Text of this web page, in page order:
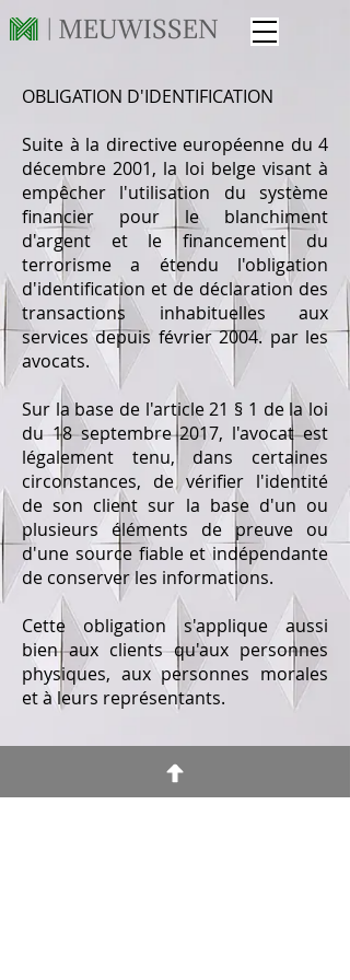
OBLIGATION D'IDENTIFICATION
Suite à la directive européenne du 4
décembre 2001, la loi belge visant à
empêcher l'utilisation du système
financier pour le blanchiment
d'argent et le financement du
terrorisme a étendu l'obligation
d'identification et de déclaration des
transactions inhabituelles aux
services depuis février 2004. par les
avocats.
Sur la base de l'article 21 § 1 de la loi
du 18 septembre 2017, l'avocat est
légalement tenu, dans certaines
circonstances, de vérifier l'identité
de son client sur la base d'un ou
plusieurs éléments de preuve ou
d'une source fiable et indépendante
de conserver les informations.
Cette obligation s'applique aussi
bien aux clients qu'aux personnes
physiques, aux personnes morales
et à leurs représentants.
Termes et conditions